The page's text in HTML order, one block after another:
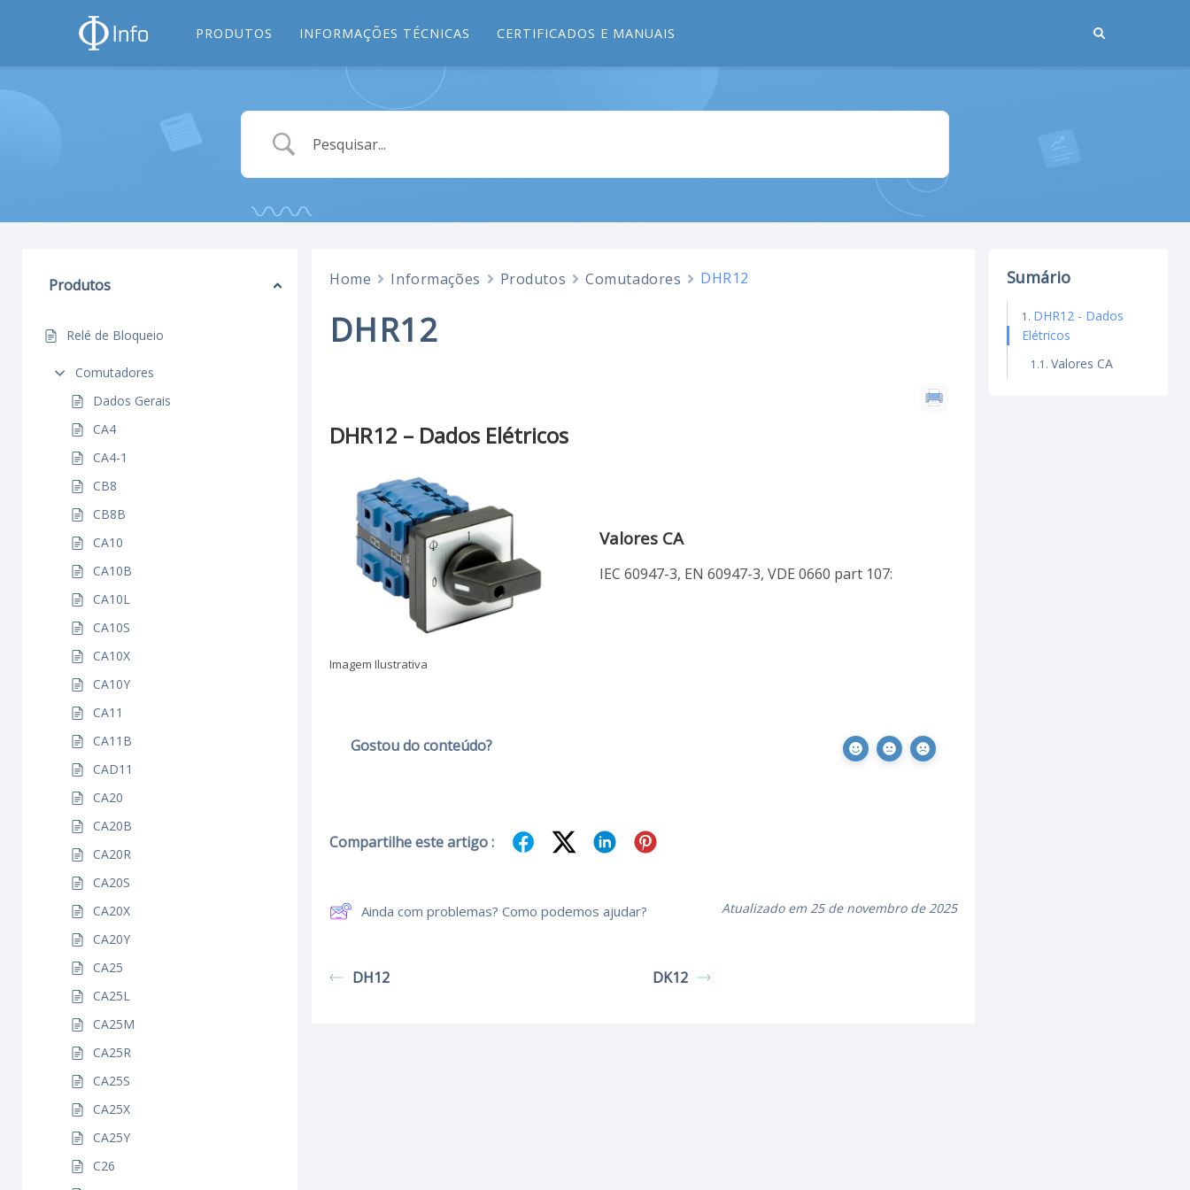
PRODUTOS INFORMAÇÕES TÉCNICAS CERTIFICADOS E MANUAIS
Produtos
Relé de Bloqueio
Comutadores
Dados Gerais
CA4
CA4-1
CB8
CB8B
CA10
CA10B
CA10L
CA10S
CA10X
CA10Y
CA11
CA11B
CAD11
CA20
CA20B
CA20R
CA20S
CA20X
CA20Y
CA25
CA25L
CA25M
CA25R
CA25S
CA25X
CA25Y
C26
Home Informações Produtos Comutadores DHR12
DHR12
DHR12 – Dados Elétricos
Valores CA
IEC 60947-3, EN 60947-3, VDE 0660 part 107:
Imagem Ilustrativa
Gostou do conteúdo?
Compartilhe este artigo :
Ainda com problemas? Como podemos ajudar? Atualizado em 25 de novembro de 2025
DH12 DK12
Sumário
DHR12 - Dados
Elétricos
Valores CA